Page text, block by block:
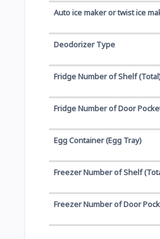
Auto ice maker or twist ice
Deodorizer Type
Fridge Number of Shelf
Fridge Number of Door
Egg Container (Egg Tray)
Freezer Number of Shelf
Freezer Number of Door